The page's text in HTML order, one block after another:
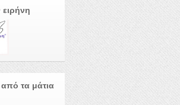
ειρήνη
τα μάτια